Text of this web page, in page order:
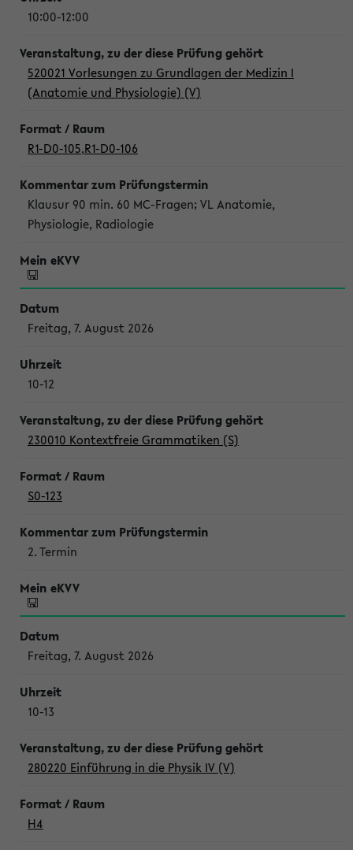
10:00-12:00
520021 Vorlesungen zu Grundlagen der Medizin I
(Anatomie und Physiologie) (V)
R1-D0-105,R1-D0-106
Klausur 90 min. 60 MC-Fragen; VL Anatomie,
Physiologie, Radiologie
Freitag, 7. August 2026
10-12
230010 Kontextfreie Grammatiken (S)
S0-123
2. Termin
Freitag, 7. August 2026
10-13
280220 Einführung in die Physik IV (V)
H4